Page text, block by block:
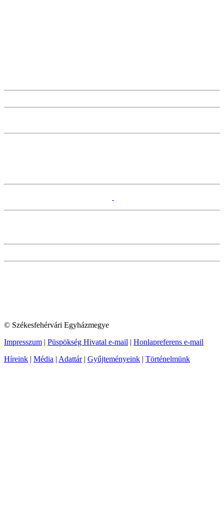
© Székesfehérvári Egyházmegye
Impresszum | Püspökség Hivatal e-mail | Honlapreferens e-mail
Híreink | Média | Adattár| Gyűjteményeink | Történelmünk